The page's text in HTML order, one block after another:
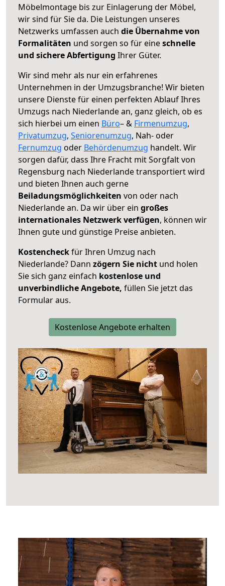
Möbelmontage bis zur Einlagerung der Möbel,
wir sind für Sie da. Die Leistungen unseres
Netzwerks umfassen auch die Übernahme von
Formalitäten und sorgen so für eineschnelle
und sichere Abfertigung Ihrer Güter.
Wir sind mehr als nur ein erfahrenes
Unternehmen in der Umzugsbranche! Wir bieten
unsere Dienste für einen perfekten Ablauf Ihres
Umzugs nach Niederlande an, ganz gleich, ob es
sich hierbei um einen Büro– & Firmenumzug,
Privatumzug, Seniorenumzug, Nah- oder
Fernumzug oder Behördenumzug handelt. Wir
sorgen dafür, dass Ihre Fracht mit Sorgfalt von
Regensburg nach Niederlande transportiert wird
und bieten Ihnen auch gerne
Beiladungsmöglichkeiten von oder nach
Niederlande an. Da wir über ein großes
internationales Netzwerk verfügen, können wir
Ihnen gute und günstige Preise anbieten.
Kostencheckfür Ihren Umzug nach
Niederlande? Dann zögern Sie nicht und holen
Sie sich ganz einfach kostenlose und
unverbindliche Angebote, füllen Sie jetzt das
Formular aus.
Kostenlose Angebote erhalten